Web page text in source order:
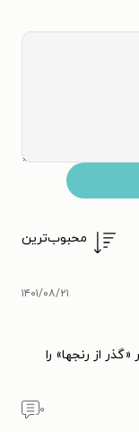
محبوب‌ترین
۱۴۰۱/۰۸/۲۱
از رنجها» را
۰